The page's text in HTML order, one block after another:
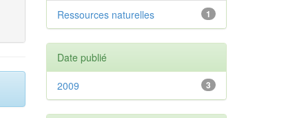
1
Ressources naturelles
Date publié
3
2009